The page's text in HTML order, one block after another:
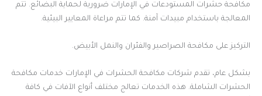
مكافحة حشرات المستودعات في الإمارات ضرورية لحماية البضائع. تتم
المعالجة باستخدام مبيدات آمنة. كما تتم مراعاة المعايير البيئية.
التركيز على مكافحة الصراصير والفئران والنمل الأبيض.
بشكل عام، تقدم شركات مكافحة الحشرات في الإمارات خدمات مكافحة
الحشرات الشاملة. هذه الخدمات تعالج مختلف أنواع الآفات في كافة